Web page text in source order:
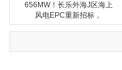
656MW！长乐外海J区海上
风电EPC重新招标，